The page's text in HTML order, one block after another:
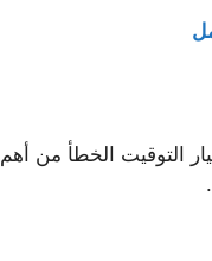
التوقيت الخطأ من